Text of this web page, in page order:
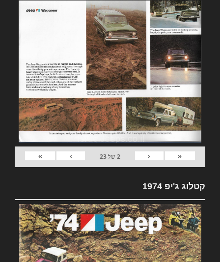
«
‹
2של23
›
»
קטלוג ג'יפ 1974